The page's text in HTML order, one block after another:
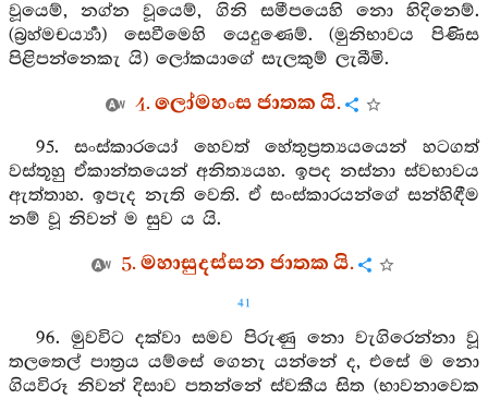
වූයෙම්, නග්න වූයෙම්, ගිනි සමීපයෙහි නො හිදිනෙම්.
(බ්‍රහ්මචර්‍ය්‍යා) සෙවීමෙහි යෙදුණෙම්. (මුනිභාවය පිණිස
පිළිපන්නෙකැ යි) ලෝකයාගේ සැලකුම් ලැබීමි.
4. ලෝමහංස ජාතක යි.
95. සංස්කාරයෝ හෙවත් හේතුප්‍රත්‍යයයෙන් හටගත්
වස්තූහු ඒකාන්තයෙන් අනිත්‍යයහ. ඉපද නස්නා ස්වභාවය
ඇත්තාහ. ඉපැද නැති වෙති. ඒ සංස්කාරයන්ගේ සන්හිඳීම
නම් වූ නිවන් ම සුව ය යි.
5. මහාසුදස්සන ජාතක යි.
41
96. මුවවිට දක්වා සමව පිරුණු නො වැගිරෙන්නා වූ
තලතෙල් පාත්‍රය යම්සේ ගෙනැ යන්නේ ද, එසේ ම නො
ගියවිරූ නිවන් දිසාව පතන්නේ ස්වකීය සිත (භාවනාවෙක